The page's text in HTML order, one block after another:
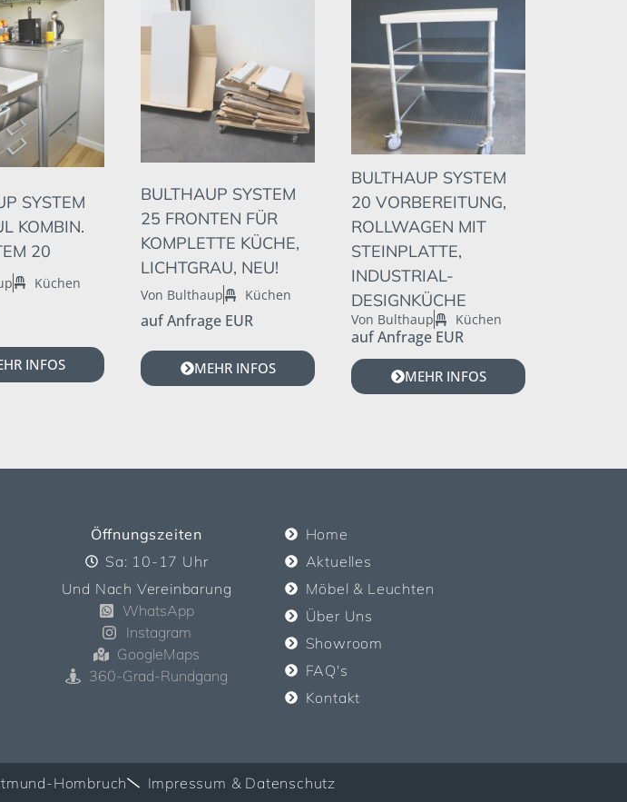
SYSTEM
KOMBIN.
20
Küchen
INFOS
BULTHAUP SYSTEM
25 FRONTEN FÜR
KOMPLETTE KÜCHE,
LICHTGRAU, NEU!
Von Bulthaup Küchen
auf Anfrage EUR
MEHR INFOS
BULTHAUP SYSTEM
20 VORBEREITUNG,
ROLLWAGEN MIT
STEINPLATTE,
INDUSTRIAL-
DESIGNKÜCHE
Von Bulthaup Küchen
auf Anfrage EUR
MEHR INFOS
Öffnungszeiten
Sa: 10-17 Uhr
Und Nach Vereinbarung
WhatsApp
Instagram
GoogleMaps
360-Grad-Rundgang
Home
Aktuelles
Möbel & Leuchten
Über Uns
Showroom
FAQ's
Kontakt
Hombruch Impressum & Datenschutz